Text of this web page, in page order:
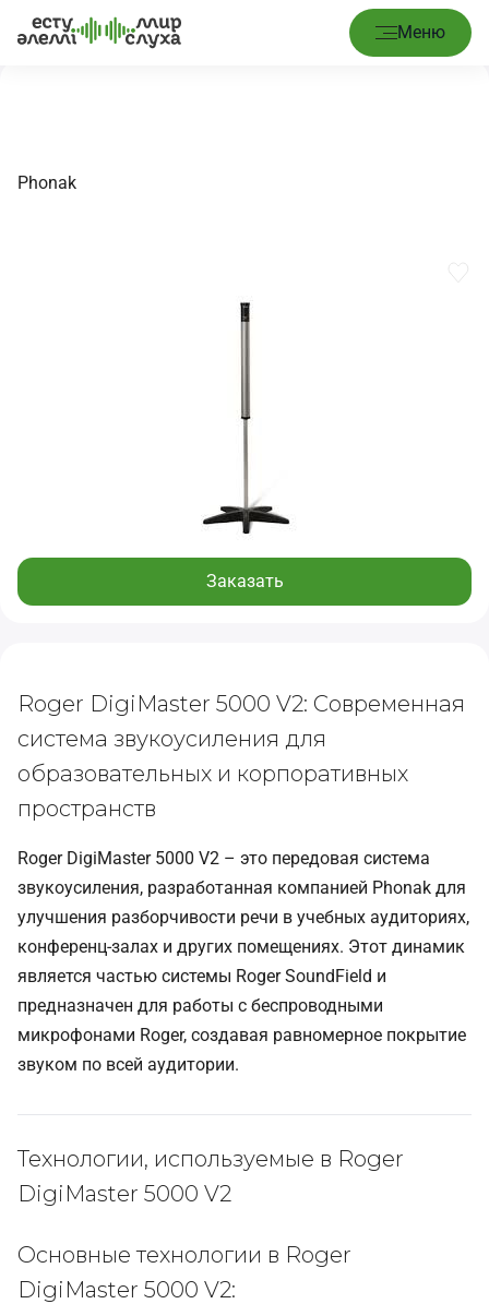
Меню
Главная / Аксессуары/ Roger DigiMaster 5000 V2
Phonak
Заказать
Roger DigiMaster 5000 V2: Современная
система звукоусиления для
образовательных и корпоративных
пространств
Roger DigiMaster 5000 V2 – это передовая система
звукоусиления, разработанная компанией Phonak для
улучшения разборчивости речи в учебных аудиториях,
конференц-залах и других помещениях. Этот динамик
является частью системы Roger SoundField и
предназначен для работы с беспроводными
микрофонами Roger, создавая равномерное покрытие
звуком по всей аудитории.
Технологии, используемые в Roger
DigiMaster 5000 V2
Основные технологии в Roger
DigiMaster 5000 V2: